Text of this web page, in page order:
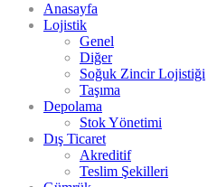
Anasayfa
Lojistik
Genel
Diğer
Soğuk Zincir Lojistiği
Taşıma
Depolama
Stok Yönetimi
Dış Ticaret
Akreditif
Teslim Şekilleri